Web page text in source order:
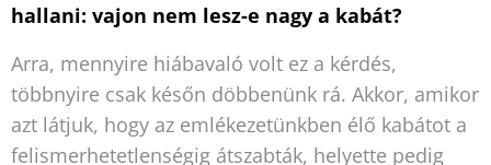
hallani: vajon nem lesz-e nagy a kabát?
Arra, mennyire hiábavaló volt ez a kérdés,
többnyire csak későn döbbenünk rá. Akkor, amikor
azt látjuk, hogy az emlékezetünkben élő kabátot a
felismerhetetlenségig átszabták, helyette pedig